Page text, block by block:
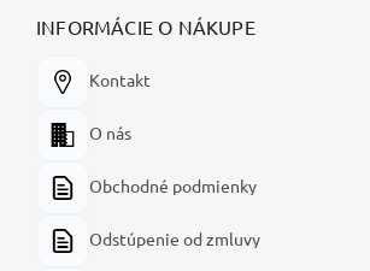
INFORMÁCIE O NÁKUPE
Kontakt
O nás
Obchodné podmienky
Odstúpenie od zmluvy